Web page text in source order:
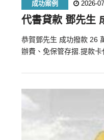
成功案例 2026-
代書貸款 鄧先生
恭賀鄧先生 成功撥款 26
辦費、免保管存摺.提款